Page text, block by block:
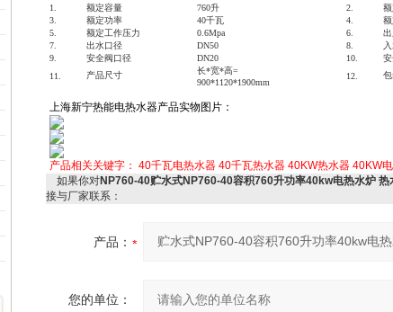
1.
额定容量 760升 2.
3.
额定功率 40千瓦 4.
5.
额定工作压力 0.6Mpa 6.
7.
出水口径 DN50 8.
9.
安全阀口径 DN20 10.
11.
产品尺寸 长*宽*高=
900*1120*1900mm
12.
上海新宁热能电热水器产品实物图片：
产品相关关键字： 40千瓦电热水器 40千瓦热水器 40KW热水器 40KW
如果你对NP760-40贮水式NP760-40容积760升功率40kw电热水炉 热
接与厂家联系：
产品：
您的单位：